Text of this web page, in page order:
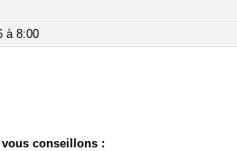
à 8:00
conseillons :